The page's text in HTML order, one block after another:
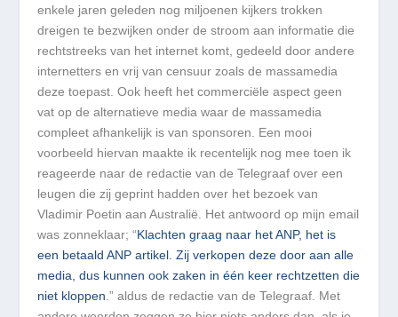
enkele jaren geleden nog miljoenen kijkers trokken
dreigen te bezwijken onder de stroom aan informatie die
rechtstreeks van het internet komt, gedeeld door andere
internetters en vrij van censuur zoals de massamedia
deze toepast. Ook heeft het commerciële aspect geen
vat op de alternatieve media waar de massamedia
compleet afhankelijk is van sponsoren. Een mooi
voorbeeld hiervan maakte ik recentelijk nog mee toen ik
reageerde naar de redactie van de Telegraaf over een
leugen die zij geprint hadden over het bezoek van
Vladimir Poetin aan Australië. Het antwoord op mijn email
was zonneklaar; “Klachten graag naar het ANP, het is
een betaald ANP artikel. Zij verkopen deze door aan alle
media, dus kunnen ook zaken in één keer rechtzetten die
niet kloppen.” aldus de redactie van de Telegraaf. Met